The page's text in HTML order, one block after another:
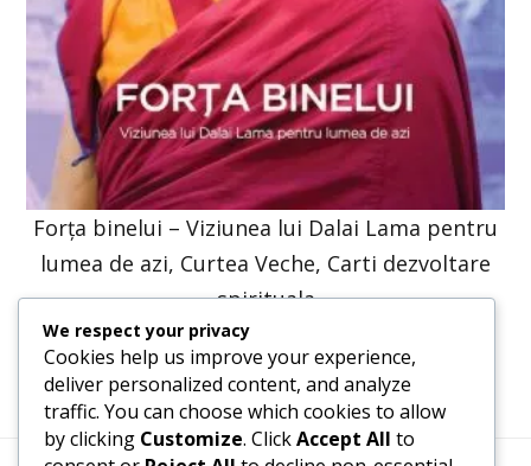
Forța binelui – Viziunea lui Dalai Lama pentru
lumea de azi, Curtea Veche, Carti dezvoltare
spirituala
47,57lei
We respect your privacy
Cookies help us improve your experience,
deliver personalized content, and analyze
traffic. You can choose which cookies to allow
by clicking Customize. ClickAccept All to